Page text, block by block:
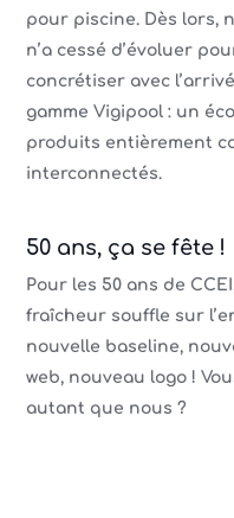
pour piscine. Dès lors,
n’a cessé d’évoluer
concrétiser avec
gamme Vigipool : un
produits entièrement
interconnectés.
50 ans, ça se fête !
Pour les 50 ans de
fraîcheur souffle sur
nouvelle baseline,
web, nouveau logo !
autant que nous ?